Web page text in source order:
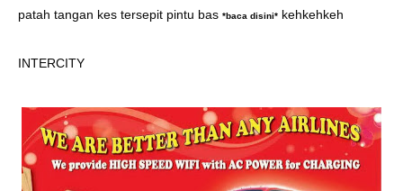
patah tangan kes tersepit pintu bas *baca disini* kehkehkeh
INTERCITY